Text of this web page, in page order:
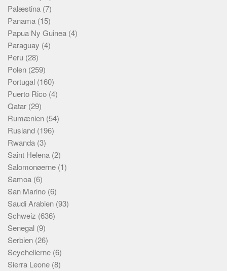
Palæstina (7)
Panama (15)
Papua Ny Guinea (4)
Paraguay (4)
Peru (28)
Polen (259)
Portugal (160)
Puerto Rico (4)
Qatar (29)
Rumænien (54)
Rusland (196)
Rwanda (3)
Saint Helena (2)
Salomonøerne (1)
Samoa (6)
San Marino (6)
Saudi Arabien (93)
Schweiz (636)
Senegal (9)
Serbien (26)
Seychellerne (6)
Sierra Leone (8)